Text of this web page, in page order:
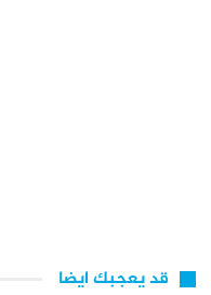
قد يعجبك ايضا